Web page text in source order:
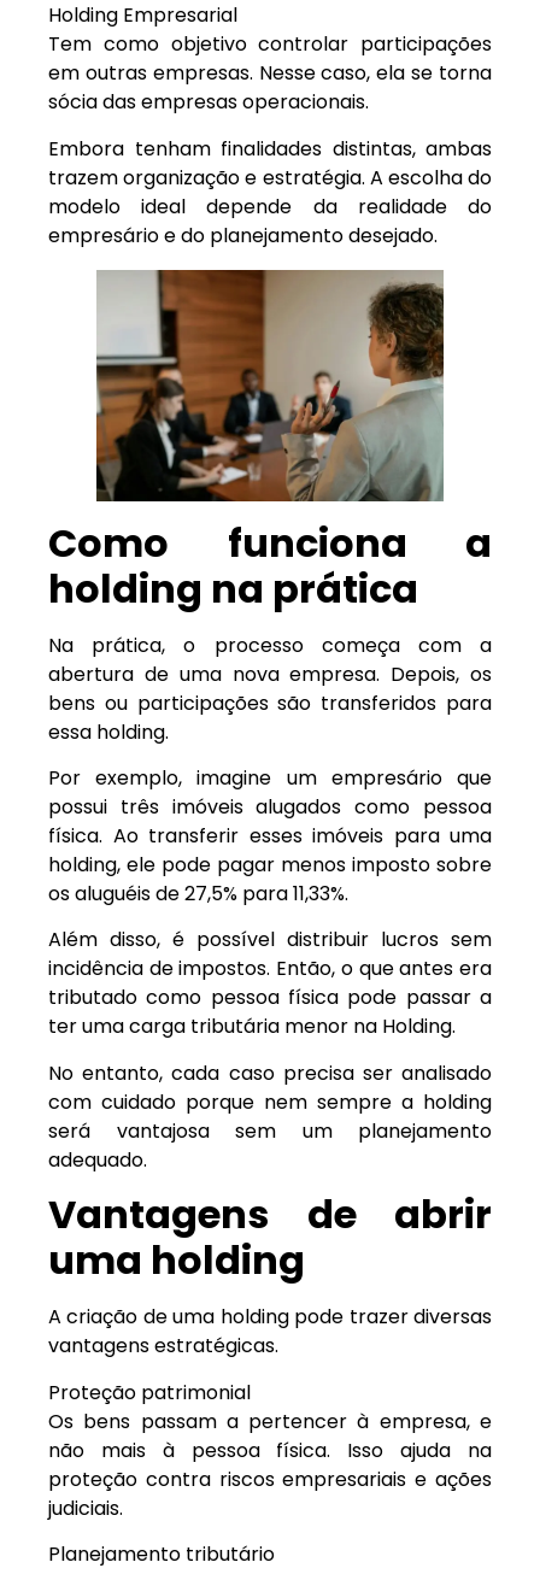
Holding Empresarial
Tem como objetivo controlar participações
em outras empresas. Nesse caso, ela se torna
sócia das empresas operacionais.
Embora tenham finalidades distintas, ambas
trazem organização e estratégia. A escolha do
modelo ideal depende da realidade do
empresário e do planejamento desejado.
Como funciona a
holding na prática
Na prática, o processo começa com a
abertura de uma nova empresa. Depois, os
bens ou participações são transferidos para
essa holding.
Por exemplo, imagine um empresário que
possui três imóveis alugados como pessoa
física. Ao transferir esses imóveis para uma
holding, ele pode pagar menos imposto sobre
os aluguéis de 27,5% para 11,33%.
Além disso, é possível distribuir lucros sem
incidência de impostos. Então, o que antes era
tributado como pessoa física pode passar a
ter uma carga tributária menor na Holding.
No entanto, cada caso precisa ser analisado
com cuidado porque nem sempre a holding
será vantajosa sem um planejamento
adequado.
Vantagens de abrir
uma holding
A criação de uma holding pode trazer diversas
vantagens estratégicas.
Proteção patrimonial
Os bens passam a pertencer à empresa, e
não mais à pessoa física. Isso ajuda na
proteção contra riscos empresariais e ações
judiciais.
Planejamento tributário